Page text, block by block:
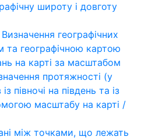
широту і довготу
географічних
та географічною картою
на карті за масштабом
протяжності (у
півночі на південь та із
масштабу на карті /
між точками, що лежать